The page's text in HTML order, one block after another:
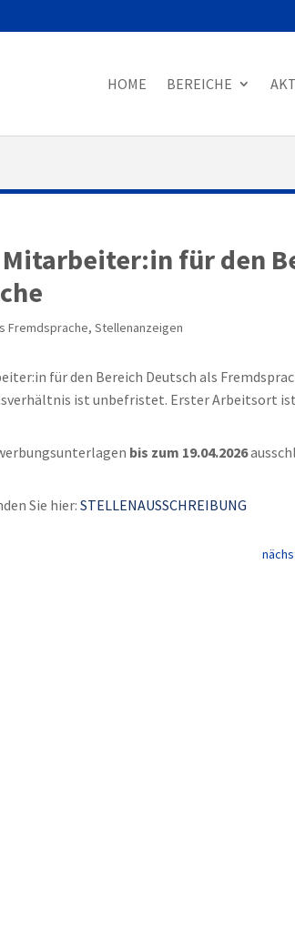
HOME BEREICHE
für den
Fremdsprache, Stellenanzeigen
für den Bereich Deutsch als
ist unbefristet. Erster Arbeitsort ist
bis zum 19.04.2026
Sie hier: STELLENAUSSCHREIBUNG